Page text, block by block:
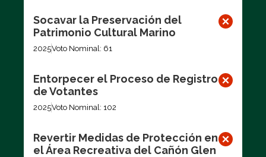
Socavar la Preservación del
Patrimonio Cultural Marino
2025Voto Nominal: 61
Entorpecer el Proceso de Registro
de Votantes
2025Voto Nominal: 102
Revertir Medidas de Protección en
el Área Recreativa del Cañón Glen